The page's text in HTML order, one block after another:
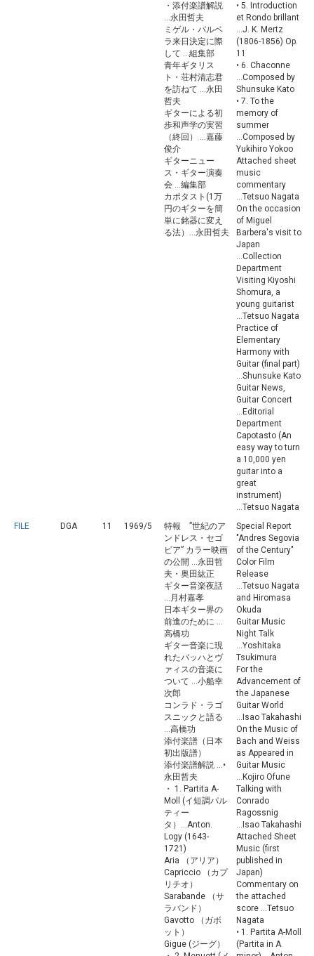
・添付楽譜解説
...永田哲夫
ミゲル・バルベ
ラ来日決定に際
して ...組集部
青年ギタリス
ト・荘村清志君
を訪ねて ...永田
哲夫
ギターによる初
歩和声学の実習
（終回） ...嘉藤
俊介
ギターニュー
ス・ギター演奏
会 ...編集部
カポタスト(1万
円のギターを簡
単に銘器に変え
る法）...永田哲夫
• 5. Introduction
et Rondo brillant
...J. K. Mertz
(1806-1856) Op.
11
• 6. Chaconne
...Composed by
Shunsuke Kato
• 7. To the
memory of
summer
...Composed by
Yukihiro Yokoo
Attached sheet
music
commentary
...Tetsuo Nagata
On the occasion
of Miguel
Barbera's visit to
Japan
...Collection
Department
Visiting Kiyoshi
Shomura, a
young guitarist
...Tetsuo Nagata
Practice of
Elementary
Harmony with
Guitar (final part)
...Shunsuke Kato
Guitar News,
Guitar Concert
...Editorial
Department
Capotasto (An
easy way to turn
a 10,000 yen
guitar into a
great
instrument)
...Tetsuo Nagata
FILE
DGA 11 1969/5
特報 ”世紀のア
ンドレス・セゴ
ビア” カラー映画
の公開 ...永田哲
夫・奥田紘正
ギター音楽夜話
...月村嘉孝
日本ギター界の
前進のために ...
高橋功
ギター音楽に現
れたバッハとヴ
ァィスの音楽に
ついて ...小船幸
次郎
コンラド・ラゴ
スニックと語る
...高橋功
添付楽譜（日本
初出版譜）
添付楽譜解説 ...•
永田哲夫
・ 1. Partita A-
Moll (イ短調パル
ティー
タ）...Anton.
Logy (1643-
1721)
Aria （アリア）
Capriccio （カプ
リチオ）
Sarabande （サ
ラバンド）
Gavotto （ガボ
ット）
Gigue (ジーグ）
Special Report
"Andres Segovia
of the Century"
Color Film
Release
...Tetsuo Nagata
and Hiromasa
Okuda
Guitar Music
Night Talk
...Yoshitaka
Tsukimura
For the
Advancement of
the Japanese
Guitar World
...Isao Takahashi
On the Music of
Bach and Weiss
as Appeared in
Guitar Music
...Kojiro Ofune
Talking with
Conrado
Ragossnig
...Isao Takahashi
Attached Sheet
Music (first
published in
Japan)
Commentary on
the attached
score ...Tetsuo
Nagata
• 1. Partita A-Moll
(Partita in A